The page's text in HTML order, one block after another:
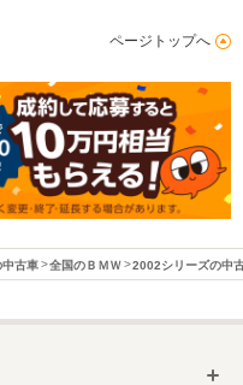
ページトップへ
中古車 全国のＢＭＷ 2002シリーズの中